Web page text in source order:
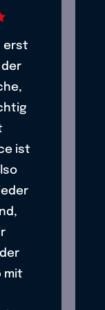
erst
ist
mit